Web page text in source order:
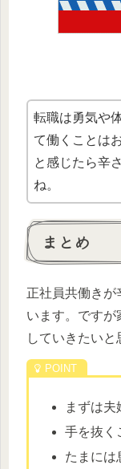
転職は勇気や
て働くことは
と感じたら辛
ね。
まとめ
正社員共働きが
います。ですが
していきたいと
まずは夫
手を抜く
たまには